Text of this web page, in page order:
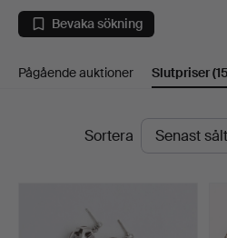
Set
på
Bevaka sökning
Pågående auktioner Slutpriser
SlutpriserSortera